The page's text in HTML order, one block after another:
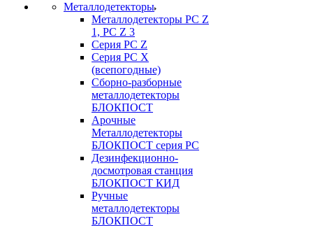
Металлодетекторы
Металлодетекторы РС Z
1, PC Z 3
Серия РС Z
Серия РС X
(всепогодные)
Сборно-разборные
металлодетекторы
БЛОКПОСТ
Арочные
Металлодетекторы
БЛОКПОСТ серия РС
Дезинфекционно-
досмотровая станция
БЛОКПОСТ КИД
Ручные
металлодетекторы
БЛОКПОСТ